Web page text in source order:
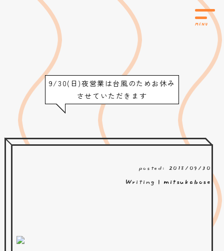
9/30(日)夜営業は台風のためお休み
させていただきます
posted: 2018/09/30
Writing | mitsukabose